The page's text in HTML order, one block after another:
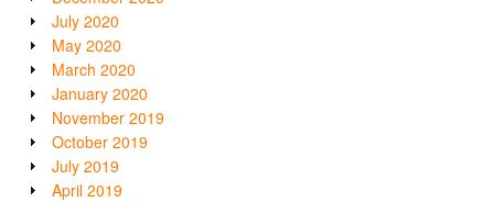
July 2020
May 2020
March 2020
January 2020
November 2019
October 2019
July 2019
April 2019